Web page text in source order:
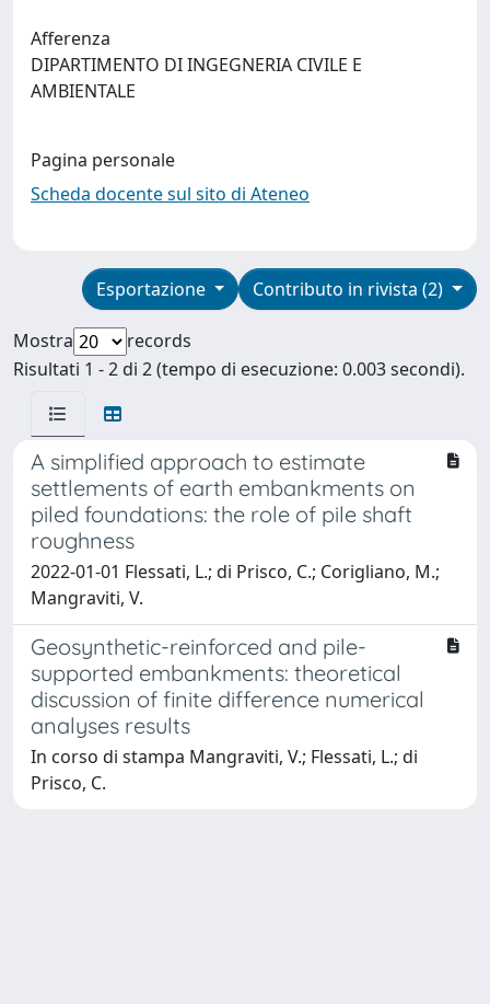
Afferenza
DIPARTIMENTO DI INGEGNERIA CIVILE E
AMBIENTALE
Pagina personale
Scheda docente sul sito di Ateneo
Contributo in rivista (2)
Esportazione
Mostra
records
Risultati 1 - 2 di 2 (tempo di esecuzione: 0.003 secondi).
A simplified approach to estimate
settlements of earth embankments on
piled foundations: the role of pile shaft
roughness
2022-01-01 Flessati, L.; di Prisco, C.; Corigliano, M.;
Mangraviti, V.
Geosynthetic-reinforced and pile-
supported embankments: theoretical
discussion of finite difference numerical
analyses results
In corso di stampa Mangraviti, V.; Flessati, L.; di
Prisco, C.